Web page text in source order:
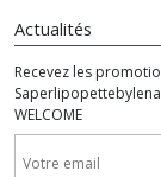
Actualités
Recevez les
WELCOME